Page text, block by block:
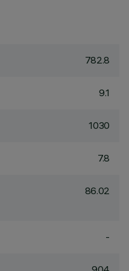
782.8
9.1
1030
7.8
86.02
-